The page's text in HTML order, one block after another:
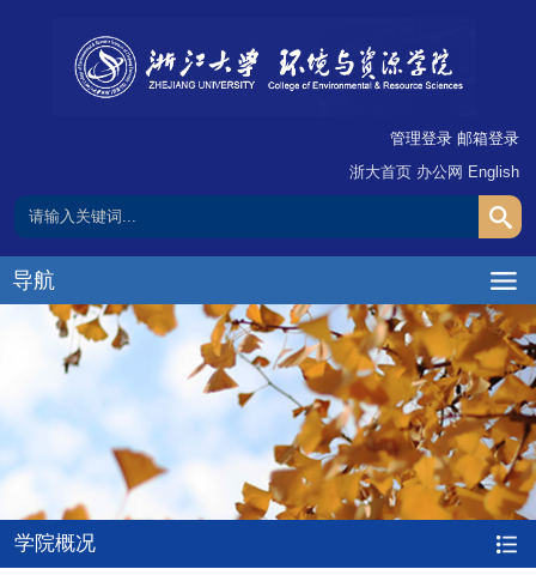
管理登录 邮箱登录
浙大首页 办公网 English
导航
学院概况